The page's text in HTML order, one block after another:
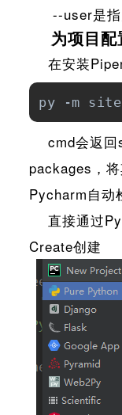
--user是指
为项目配
在安装
py -m
cmd会返回
packages，
Pycharm自动
直接通过
Create创建